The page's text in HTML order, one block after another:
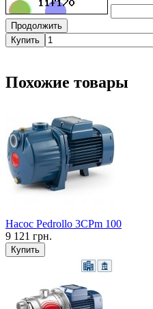
Продолжить
Купить
Похожие товары
Насос Pedrollo 3CPm 100
9 121 грн.
Купить